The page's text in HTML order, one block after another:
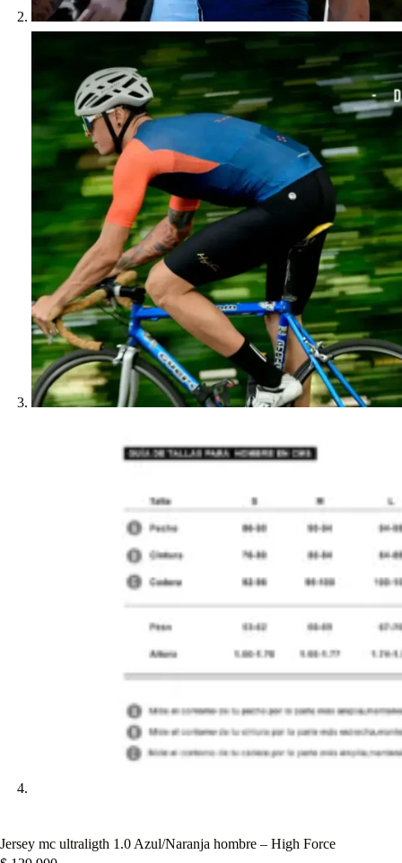
Jersey mc ultraligth 1.0 Azul/Naranja hombre – High Force